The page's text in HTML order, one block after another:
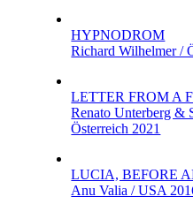
HYPNODROM
Richard Wilhelmer /
LETTER FROM A
Renato Unterberg &
Österreich 2021
LUCIA, BEFORE
Anu Valia / USA